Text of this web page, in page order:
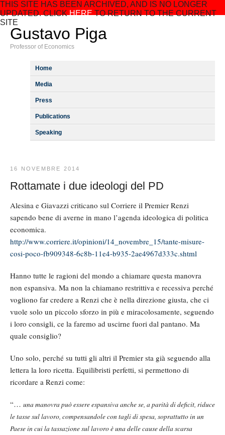
THIS SITE HAS BEEN ARCHIVED, AND IS NO LONGER
UPDATED. CLICKHERETO RETURN TO THE CURRENT
SITE
Gustavo Piga
Professor of Economics
Home
Media
Press
Publications
Speaking
16 NOVEMBRE 2014
Rottamate i due ideologi del PD
Alesina e Giavazzi criticano sul Corriere il Premier Renzi
sapendo bene di averne in mano l’agenda ideologica di politica
economica.
http://www.corriere.it/opinioni/14_novembre_15/tante-misure-
cosi-poco-fb909348-6c8b-11e4-b935-2ae4967d333c.shtml
Hanno tutte le ragioni del mondo a chiamare questa manovra
non espansiva. Ma non la chiamano restrittiva e recessiva perché
vogliono far credere a Renzi che è nella direzione giusta, che ci
vuole solo un piccolo sforzo in più e miracolosamente, seguendo
i loro consigli, ce la faremo ad uscirne fuori dal pantano. Ma
quale consiglio?
Uno solo, perché su tutti gli altri il Premier sta già seguendo alla
lettera la loro ricetta. Equilibristi perfetti, si permettono di
ricordare a Renzi come:
“… una manovra può essere espansiva anche se, a parità di deficit, riduce
le tasse sul lavoro, compensandole con tagli di spesa, soprattutto in un
Paese in cui la tassazione sul lavoro è una delle cause della scarsa